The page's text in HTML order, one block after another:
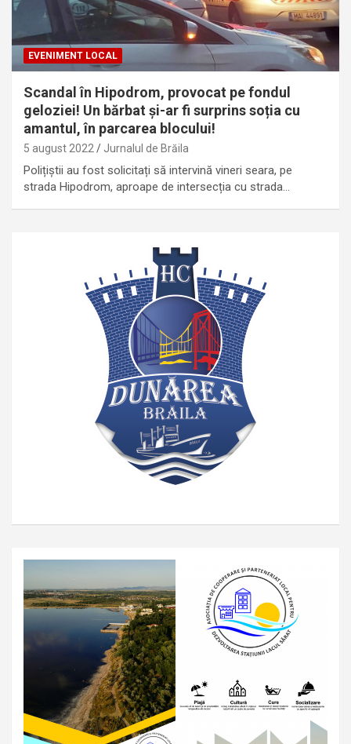
EVENIMENT LOCAL
Scandal în Hipodrom, provocat pe fondul
geloziei! Un bărbat și-ar fi surprins soția cu
amantul, în parcarea blocului!
5 august 2022 Jurnalul de Brăila
Polițiștii au fost solicitați să intervină vineri seara, pe
strada Hipodrom, aproape de intersecția cu strada…